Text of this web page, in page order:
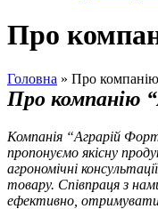
Про
Головна » Про компанію
Про компанію
Компанія “Аграрій
пропонуємо якісну
агрономічні
товару. Співпраця з
ефективно, отримувати